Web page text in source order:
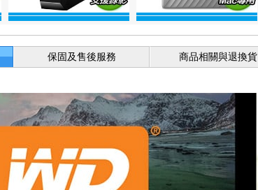
保固及售後服務 商品相關與退換貨